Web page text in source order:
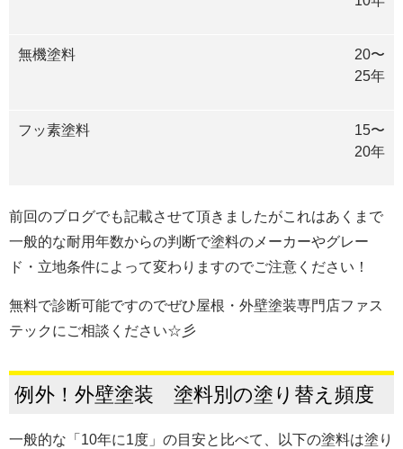
無機塗料
20〜
25年
フッ素塗料
15〜
20年
前回のブログでも記載させて頂きましたがこれはあくまで
一般的な耐用年数からの判断で塗料のメーカーやグレー
ド・立地条件によって変わりますのでご注意ください！
無料で診断可能ですのでぜひ屋根・外壁塗装専門店ファス
テックにご相談ください☆彡
例外！外壁塗装 塗料別の塗り替え頻度
一般的な「10年に1度」の目安と比べて、以下の塗料は塗り